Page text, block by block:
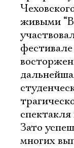
живыми
Зато
многих